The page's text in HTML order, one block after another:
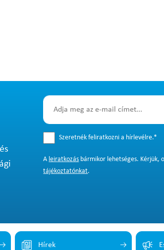
Szeretnék feliratkozni a hírlevélre.*
A leiratkozás bármikor lehetséges. Kérjük,
tájékoztatónkat.
Hírek